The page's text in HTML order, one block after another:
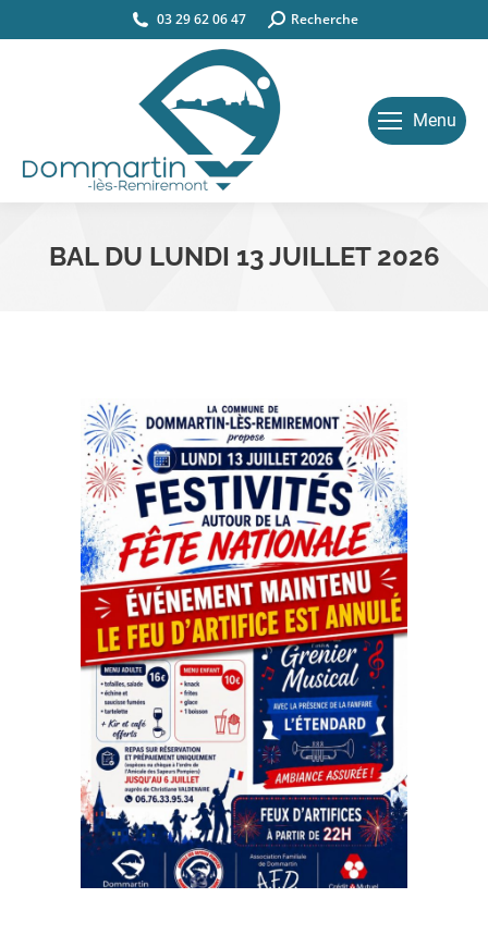
03 29 62 06 47 Search:Recherche
Menu
BAL DU LUNDI 13 JUILLET 2026